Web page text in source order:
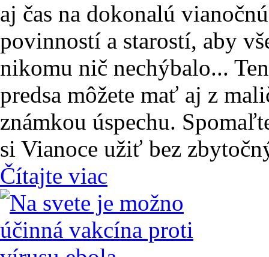
aj čas na dokonalú
povinností a starostí, aby
nikomu nič nechýbalo...
predsa môžete mať aj z
známkou úspechu.
si Vianoce užiť bez
Čítajte viac